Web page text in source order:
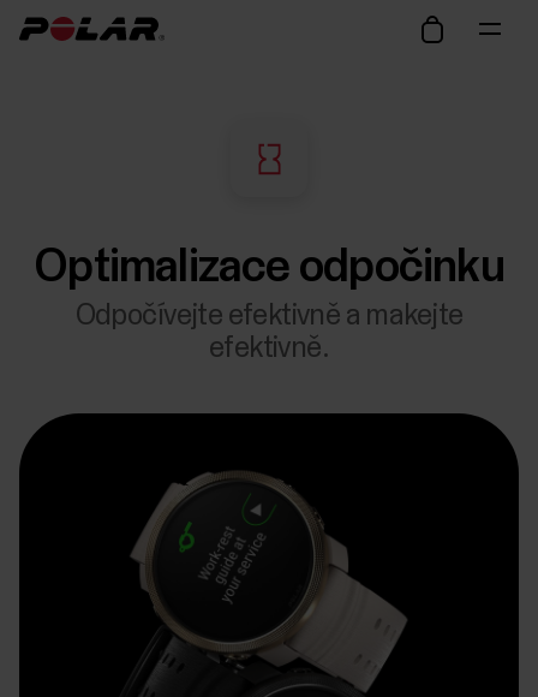
Optimalizace odpočinku
Odpočívejte efektivně a makejte
efektivně.